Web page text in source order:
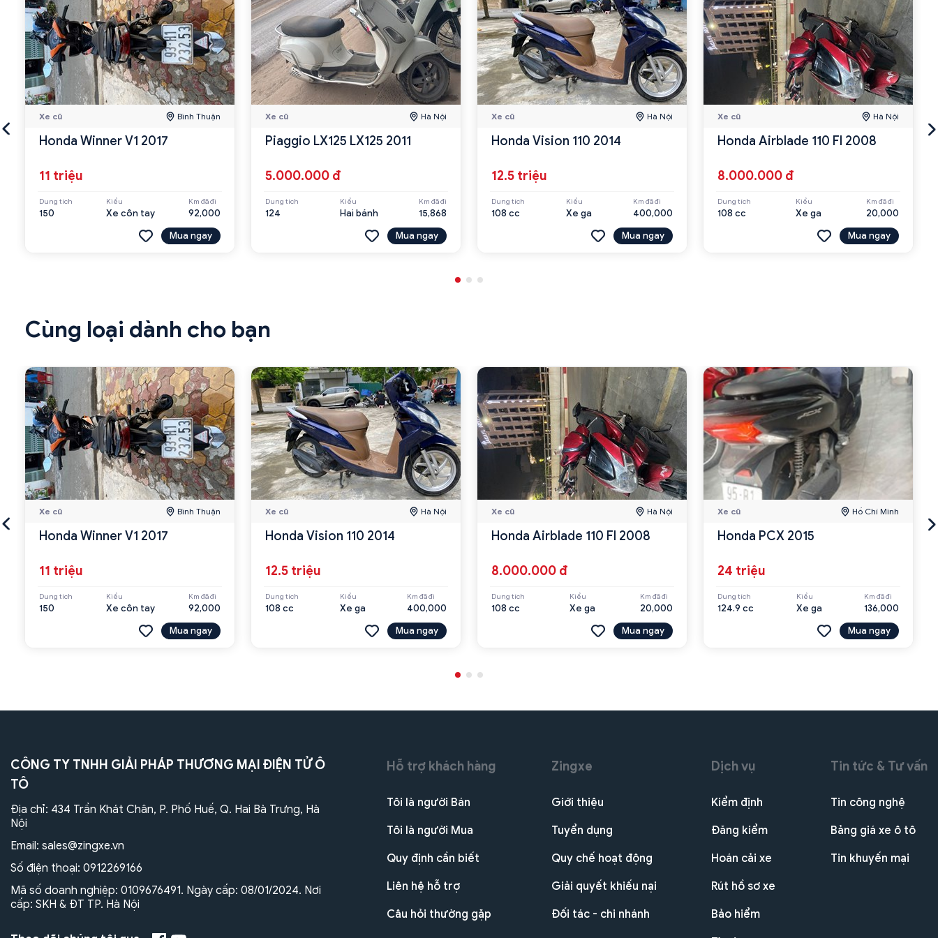
Xe cũ Bình Thuận
Honda Winner V1 2017
11 triệu
Dung tích
150
Kiểu
Xe côn tay
Km đã đi
92,000
Mua ngay
Xe cũ Hà Nội
Piaggio LX125 LX125 2011
5.000.000 đ
Dung tích
124
Kiểu
Hai bánh
Km đã đi
15,868
Mua ngay
Xe cũ Hà Nội
Honda Vision 110 2014
12.5 triệu
Dung tích
108 cc
Kiểu
Xe ga
Km đã đi
400,000
Mua ngay
Xe cũ Hà Nội
Honda Airblade 110 FI 2008
8.000.000 đ
Dung tích
108 cc
Kiểu
Xe ga
Km đã đi
20,000
Mua ngay
Cùng loại dành cho bạn
Xe cũ Bình Thuận
Honda Winner V1 2017
11 triệu
Dung tích
150
Kiểu
Xe côn tay
Km đã đi
92,000
Mua ngay
Xe cũ Hà Nội
Honda Vision 110 2014
12.5 triệu
Dung tích
108 cc
Kiểu
Xe ga
Km đã đi
400,000
Mua ngay
Xe cũ Hà Nội
Honda Airblade 110 FI 2008
8.000.000 đ
Dung tích
108 cc
Kiểu
Xe ga
Km đã đi
20,000
Mua ngay
Xe cũ Hồ Chí Minh
Honda PCX 2015
24 triệu
Dung tích
124.9 cc
Kiểu
Xe ga
Km đã đi
136,000
Mua ngay
CÔNG TY TNHH GIẢI PHÁP THƯƠNG MẠI ĐIỆN TỬ Ô
TÔ
Địa chỉ: 434 Trần Khát Chân, P. Phố Huế, Q. Hai Bà Trưng, Hà
Nội
Email: sales@zingxe.vn
Số điện thoại: 0912269166
Mã số doanh nghiệp: 0109676491. Ngày cấp: 08/01/2024. Nơi
cấp: SKH & ĐT TP. Hà Nội
Hỗ trợ khách hàng
Tôi là người Bán
Tôi là người Mua
Quy định cần biết
Liên hệ hỗ trợ
Câu hỏi thường gặp
Zingxe
Giới thiệu
Tuyển dụng
Quy chế hoạt động
Giải quyết khiếu nại
Đối tác - chi nhánh
Dịch vụ
Kiểm định
Đăng kiểm
Hoán cải xe
Rút hồ sơ xe
Bảo hiểm
Tin tức & Tư vấn
Tin công nghệ
Bảng giá xe ô tô
Tin khuyến mại